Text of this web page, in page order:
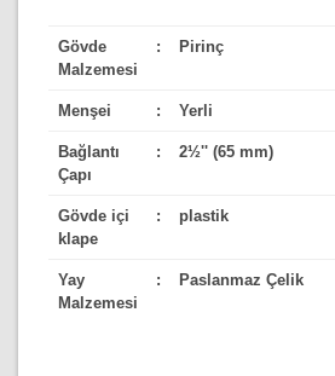
Gövde
Malzemesi
: Pirinç
Menşei : Yerli
Bağlantı
Çapı
: 2½'' (65 mm)
Gövde içi
klape
: plastik
Yay
Malzemesi
: Paslanmaz Çelik